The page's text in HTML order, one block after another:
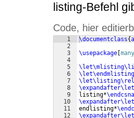
listing-Befehl
Code, hier
1
2
3
4
5
6
7
8
9
10
11
12
\documentclass{
\usepackage
listing*
endlisting*